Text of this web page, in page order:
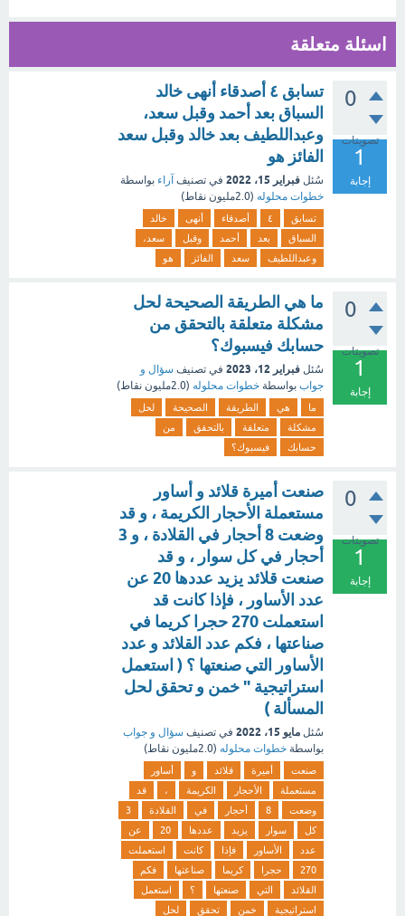
اسئلة متعلقة
0
تصويتات
1
إجابة
تسابق ٤ أصدقاء أنهى خالد
السباق بعد أحمد وقبل سعد،
وعبداللطيف بعد خالد وقبل سعد
الفائز هو
سُئل فبراير 15، 2022 في تصنيف آراء بواسطة
خطوات محلوله (2.0مليون نقاط)
تسابق ٤ أصدقاء أنهى
خالد
السباق
بعد أحمد وقبل
سعد،
وعبداللطيف
سعد الفائز هو
0
تصويتات
1
إجابة
ما هي الطريقة الصحيحة لحل
مشكلة متعلقة بالتحقق من
حسابك فيسبوك؟
سُئل فبراير 12، 2023 في تصنيف سؤال و
جواب بواسطة خطوات محلوله (2.0مليون نقاط)
ما هي الطريقة الصحيحة
لحل
مشكلة
متعلقة بالتحقق
من
حسابك
فيسبوك؟
0
تصويتات
1
إجابة
صنعت أميرة قلائد و أساور
مستعملة الأحجار الكريمة ، و قد
وضعت 8 أحجار في القلادة ، و 3
أحجار في كل سوار ، و قد
صنعت قلائد يزيد عددها 20 عن
عدد الأساور ، فإذا كانت قد
استعملت 270 حجرا كريما في
صناعتها ، فكم عدد القلائد و عدد
الأساور التي صنعتها ؟ ( استعمل
استراتيجية " خمن و تحقق لحل
المسألة )
سُئل مايو 15، 2022 في تصنيف سؤال و جواب
بواسطة خطوات محلوله (2.0مليون نقاط)
صنعت أميرة قلائد و
أساور
مستعملة
الأحجار الكريمة ،
قد
وضعت
8 أحجار في القلادة
3
كل
سوار يزيد عددها 20
عن
عدد
الأساور فإذا كانت
استعملت
270
حجرا كريما صناعتها
فكم
القلائد
التي صنعتها ؟
استعمل
استراتيجية
خمن تحقق
لحل